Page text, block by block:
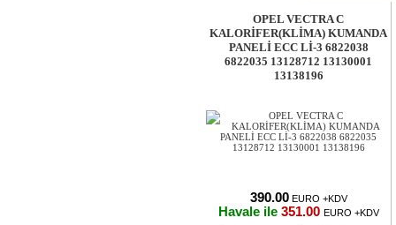
OPEL VECTRA C
KALORİFER(KLİMA) KUMANDA
PANELİ ECC Lİ-3 6822038
6822035 13128712 13130001
13138196
390.00 EURO +KDV
Havale ile 351.00 EURO +KDV